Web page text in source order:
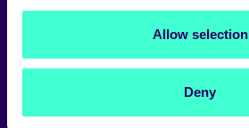
Allow selection
Deny
Privacy & Cookie Policy